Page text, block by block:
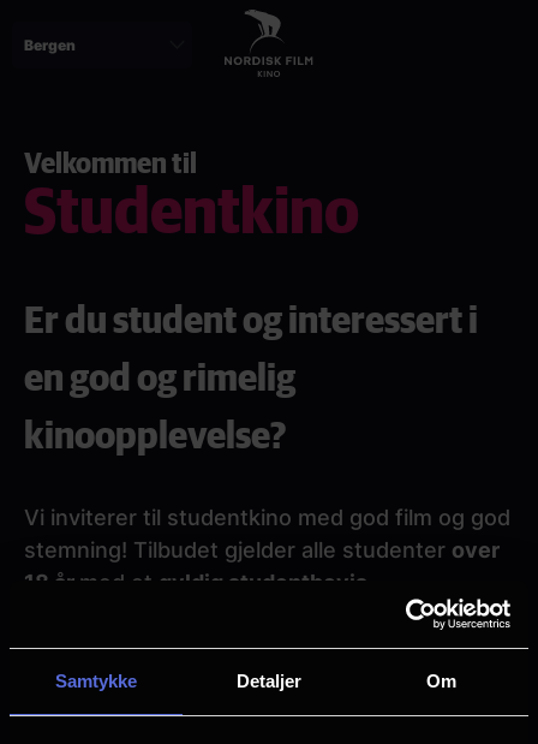
Samtykke Detaljer Om
Velkommen til
Studentkino
Er du student og interessert i
en god og rimelig
kinoopplevelse?
Vi inviterer til studentkino med god film og god
stemning! Tilbudet gjelder alle studenter over
18 år med et gyldig studentbevis
Billettpris: Kr. 120,-